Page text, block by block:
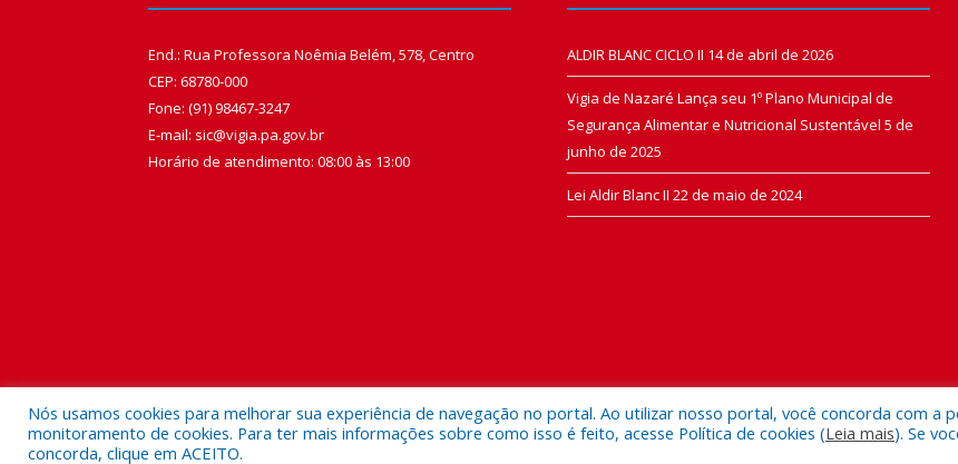
End.: Rua Professora Noêmia Belém, 578, Centro
CEP: 68780-000
Fone: (91) 98467-3247
E-mail: sic@vigia.pa.gov.br
Horário de atendimento: 08:00 às 13:00
ALDIR BLANC CICLO II 14 de abril de 2026
Vigia de Nazaré Lança seu 1º Plano Municipal de
Segurança Alimentar e Nutricional Sustentável 5 de
junho de 2025
Lei Aldir Blanc II 22 de maio de 2024
Todos os direitos reservados a Prefeitura Municipal de Vigia de Nazaré.
Nós usamos cookies para melhorar sua experiência de navegação no portal. Ao utilizar nosso portal, você concorda com a
monitoramento de cookies. Para ter mais informações sobre como isso é feito, acesse Política de cookies (Leia mais). Se
concorda, clique em ACEITO.